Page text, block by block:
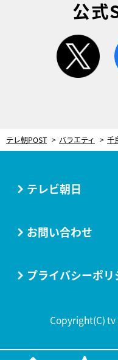
公式
テレ朝POST バラエティ
テレビ朝日
お問い合わせ
プライバシーポリ
Copyright(C)